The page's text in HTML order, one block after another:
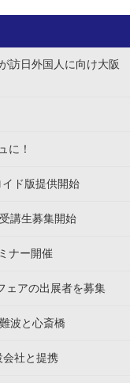
訪日外国人に向け大阪
に！
ド版提供開始
講生募集開始
ナー開催
ェアの出展者を募集
波と心斎橋
会社と提携